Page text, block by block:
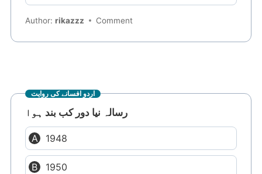
Author:rikazzz Comment
اردو افسانے کی روایت
رسالہ نیا دور کب بند ہوا
1948
1950